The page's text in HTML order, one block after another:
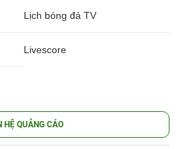
Lịch bóng đá TV
Livescore
HỆ QUẢNG CÁO